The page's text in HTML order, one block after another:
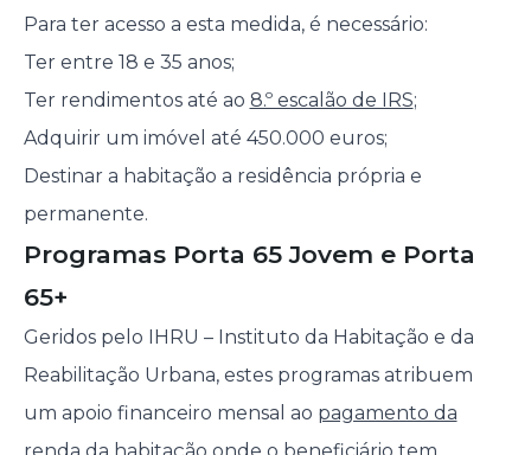
Para ter acesso a esta medida, é necessário:
Ter entre 18 e 35 anos;
Ter rendimentos até ao 8.º escalão de IRS;
Adquirir um imóvel até 450.000 euros;
Destinar a habitação a residência própria e
permanente.
Programas Porta 65 Jovem e Porta
65+
Geridos pelo IHRU – Instituto da Habitação e da
Reabilitação Urbana, estes programas atribuem
um apoio financeiro mensal ao pagamento da